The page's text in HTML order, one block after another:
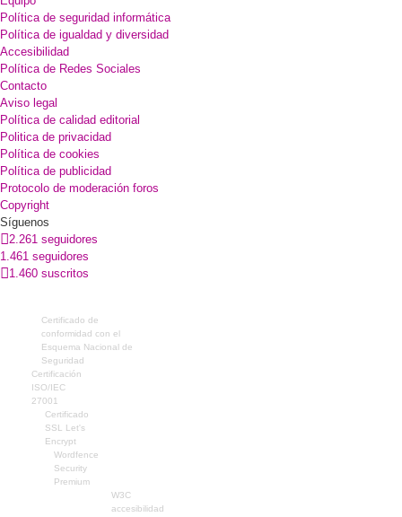
Política de seguridad informática
Política de igualdad y diversidad
Accesibilidad
Política de Redes Sociales
Contacto
Aviso legal
Política de calidad editorial
Politica de privacidad
Política de cookies
Política de publicidad
Protocolo de moderación foros
Copyright
Síguenos
2.261 seguidores
1.461 seguidores
1.460 suscritos
Certificado de
conformidad con el
Esquema Nacional de
Seguridad
Certificación
ISO/IEC
27001
Certificado
SSL Let's
Encrypt
Wordfence
Security
Premium
W3C
accesibilidad